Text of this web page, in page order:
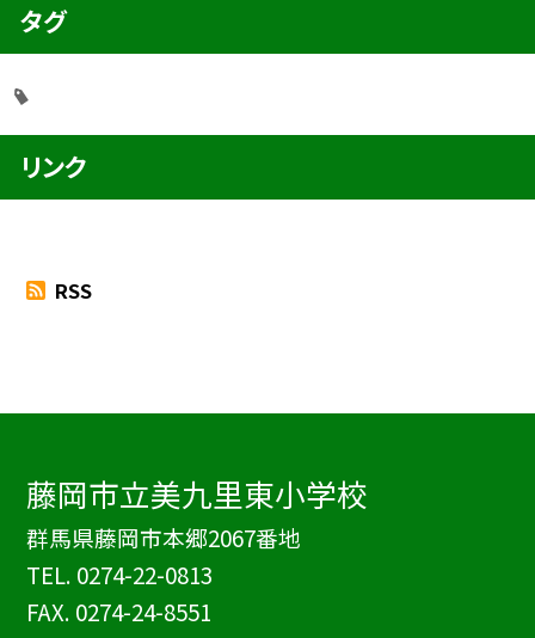
タグ
リンク
RSS
藤岡市立美九里東小学校
群馬県藤岡市本郷2067番地
TEL. 0274-22-0813
FAX. 0274-24-8551